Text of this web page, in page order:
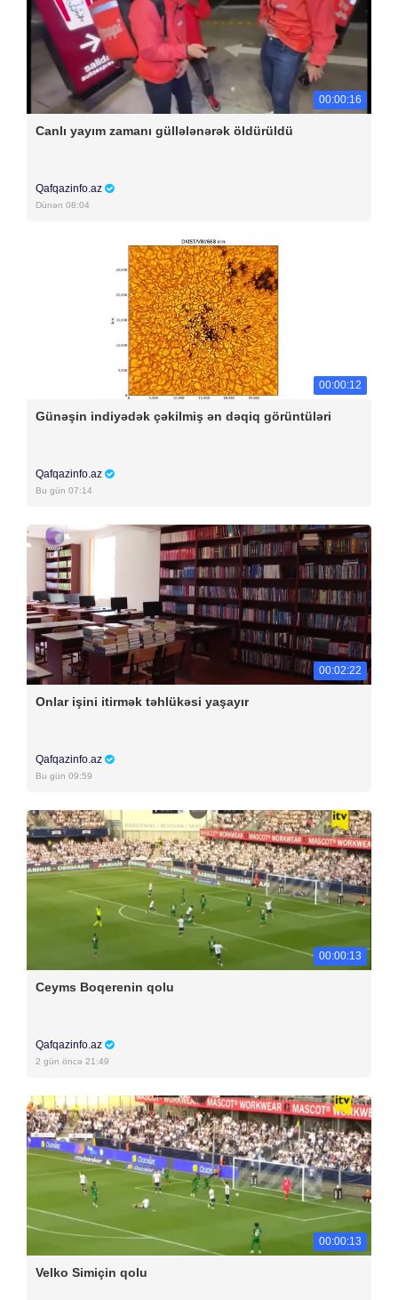
00:00:16
Canlı yayım zamanı güllələnərək öldürüldü
Qafqazinfo.az
Dünən 08:04
00:00:12
Günəşin indiyədək çəkilmiş ən dəqiq görüntüləri
Qafqazinfo.az
Bu gün 07:14
00:02:22
Onlar işini itirmək təhlükəsi yaşayır
Qafqazinfo.az
Bu gün 09:59
00:00:13
Ceyms Boqerenin qolu
Qafqazinfo.az
2 gün öncə 21:49
00:00:13
Velko Simiçin qolu